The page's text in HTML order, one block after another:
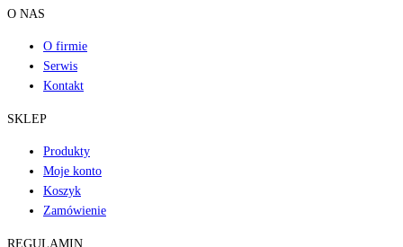
O NAS
O firmie
Serwis
Kontakt
SKLEP
Produkty
Moje konto
Koszyk
Zamówienie
REGULAMIN